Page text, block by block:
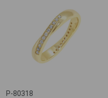
P-80318